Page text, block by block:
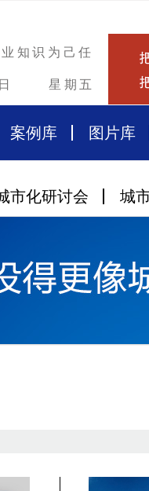
知识为己任
星期五
案例库 图片库
市化研讨会 城